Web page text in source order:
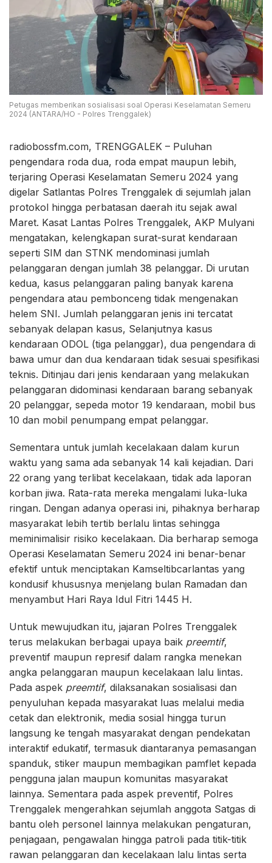
Petugas memberikan sosialisasi soal Operasi Keselamatan Semeru
2024 (ANTARA/HO - Polres Trenggalek)
radiobossfm.com, TRENGGALEK – Puluhan
pengendara roda dua, roda empat maupun lebih,
terjaring Operasi Keselamatan Semeru 2024 yang
digelar Satlantas Polres Trenggalek di sejumlah jalan
protokol hingga perbatasan daerah itu sejak awal
Maret. Kasat Lantas Polres Trenggalek, AKP Mulyani
mengatakan, kelengkapan surat-surat kendaraan
seperti SIM dan STNK mendominasi jumlah
pelanggaran dengan jumlah 38 pelanggar. Di urutan
kedua, kasus pelanggaran paling banyak karena
pengendara atau pembonceng tidak mengenakan
helem SNI. Jumlah pelanggaran jenis ini tercatat
sebanyak delapan kasus, Selanjutnya kasus
kendaraan ODOL (tiga pelanggar), dua pengendara di
bawa umur dan dua kendaraan tidak sesuai spesifikasi
teknis. Ditinjau dari jenis kendaraan yang melakukan
pelanggaran didominasi kendaraan barang sebanyak
20 pelanggar, sepeda motor 19 kendaraan, mobil bus
10 dan mobil penumpang empat pelanggar.
Sementara untuk jumlah kecelakaan dalam kurun
waktu yang sama ada sebanyak 14 kali kejadian. Dari
22 orang yang terlibat kecelakaan, tidak ada laporan
korban jiwa. Rata-rata mereka mengalami luka-luka
ringan. Dengan adanya operasi ini, pihaknya berharap
masyarakat lebih tertib berlalu lintas sehingga
meminimalisir risiko kecelakaan. Dia berharap semoga
Operasi Keselamatan Semeru 2024 ini benar-benar
efektif untuk menciptakan Kamseltibcarlantas yang
kondusif khususnya menjelang bulan Ramadan dan
menyambut Hari Raya Idul Fitri 1445 H.
Untuk mewujudkan itu, jajaran Polres Trenggalek
terus melakukan berbagai upaya baik preemtif,
preventif maupun represif dalam rangka menekan
angka pelanggaran maupun kecelakaan lalu lintas.
Pada aspek preemtif, dilaksanakan sosialisasi dan
penyuluhan kepada masyarakat luas melalui media
cetak dan elektronik, media sosial hingga turun
langsung ke tengah masyarakat dengan pendekatan
interaktif edukatif, termasuk diantaranya pemasangan
spanduk, stiker maupun membagikan pamflet kepada
pengguna jalan maupun komunitas masyarakat
lainnya. Sementara pada aspek preventif, Polres
Trenggalek mengerahkan sejumlah anggota Satgas di
bantu oleh personel lainnya melakukan pengaturan,
penjagaan, pengawalan hingga patroli pada titik-titik
rawan pelanggaran dan kecelakaan lalu lintas serta